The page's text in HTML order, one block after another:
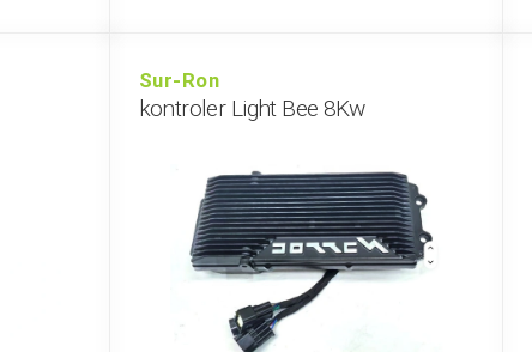
Sur-Ron
kontroler Light Bee 8Kw